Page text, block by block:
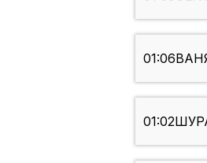
01:06
01:02